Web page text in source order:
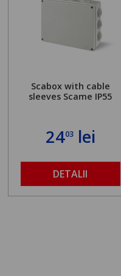
Scabox with cable
sleeves Scame IP55
2403lei
DETALII